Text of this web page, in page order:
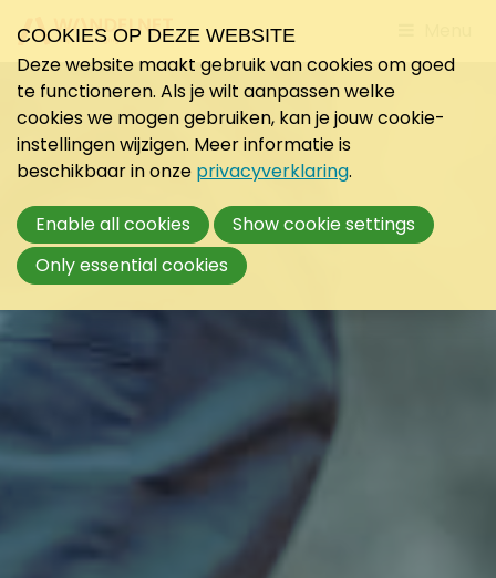
to
COOKIES OP DEZE WEBSITE
Deze website maakt gebruik van cookies om goed
te functioneren. Als je wilt aanpassen welke
cookies we mogen gebruiken, kan je jouw cookie-
instellingen wijzigen. Meer informatie is
beschikbaar in onze privacyverklaring.
Enable all cookies
Show cookie settings
Only essential cookies